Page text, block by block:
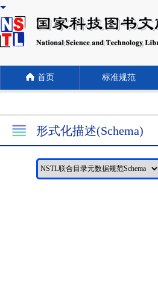
首页 标准规范
形式化描述(Schema)